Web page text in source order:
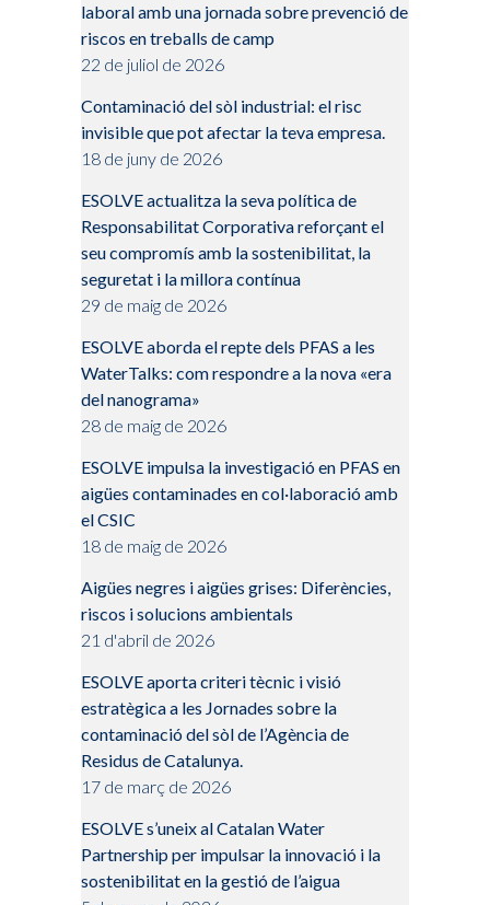
laboral amb una jornada sobre prevenció de
riscos en treballs de camp
22 de juliol de 2026
Contaminació del sòl industrial: el risc
invisible que pot afectar la teva empresa.
18 de juny de 2026
ESOLVE actualitza la seva política de
Responsabilitat Corporativa reforçant el
seu compromís amb la sostenibilitat, la
seguretat i la millora contínua
29 de maig de 2026
ESOLVE aborda el repte dels PFAS a les
WaterTalks: com respondre a la nova «era
del nanograma»
28 de maig de 2026
ESOLVE impulsa la investigació en PFAS en
aigües contaminades en col·laboració amb
el CSIC
18 de maig de 2026
Aigües negres i aigües grises: Diferències,
riscos i solucions ambientals
21 d'abril de 2026
ESOLVE aporta criteri tècnic i visió
estratègica a les Jornades sobre la
contaminació del sòl de l’Agència de
Residus de Catalunya.
17 de març de 2026
ESOLVE s’uneix al Catalan Water
Partnership per impulsar la innovació i la
sostenibilitat en la gestió de l’aigua